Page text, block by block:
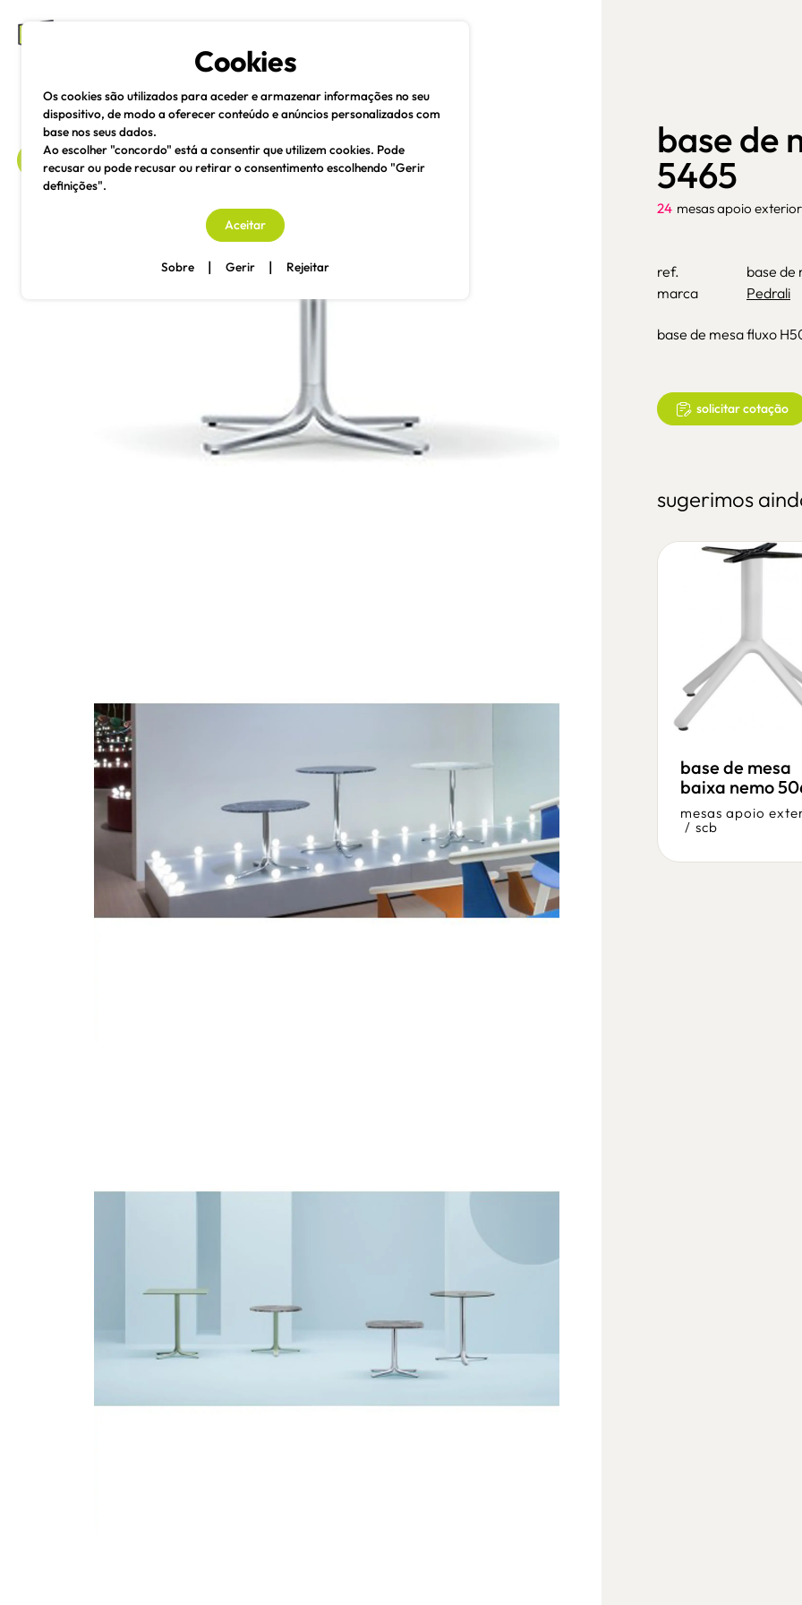
base de
5465
24 mesas apoio exterior
ref.
base de
marca
Pedrali
base de mesa fluxo
solicitar cotação
sugerimos
dress 2743 41x41
mesas apoio exterior
/ scb
mesa argo 2151
mesas apoio exterior
base de mesa
baixa nemo
mesas apoio
/ scb
Cookies
Os cookies são utilizados para aceder e armazenar informações no seu
dispositivo, de modo a oferecer conteúdo e anúncios personalizados com
base nos seus dados.
Ao escolher "concordo" está a consentir que utilizem cookies. Pode
recusar ou pode recusar ou retirar o consentimento escolhendo "Gerir
definições".
Aceitar
Sobre | Gerir | Rejeitar